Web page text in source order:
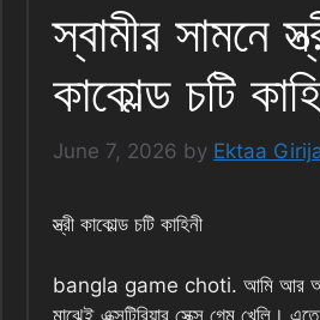
স্বামীর সামনে
কাকোল্ড চটি
June 7, 2026 by Ektaa
স্ত্রী কাকোল্ড চটি কাহিনী
bangla game choti. আমি আর
মাঝেই এক্সটিরিয়ার সেক্স গেম খেলি।